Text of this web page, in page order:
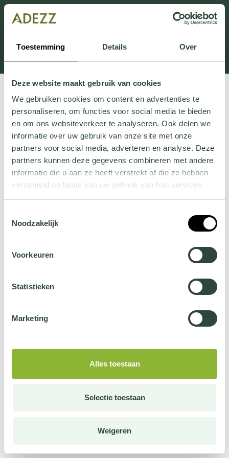
Toestemming Details Over
Deze website maakt gebruik van cookies
We gebruiken cookies om content en advertenties te
personaliseren, om functies voor social media te bieden
en om ons websiteverkeer te analyseren. Ook delen we
informatie over uw gebruik van onze site met onze
partners voor social media, adverteren en analyse. Deze
partners kunnen deze gegevens combineren met andere
informatie die u aan ze heeft verstrekt of die ze hebben
verzameld op basis van uw gebruik van hun services.
jehier.
Noodzakelijk
Voorkeuren
Statistieken
Marketing
Alles toestaan
Selectie toestaan
Weigeren
Cette section est actuellement en maintenance.
Si vous manquez des informations, vous pouvez nous
appeler au +31 413 395 295 ou nous envoyer un e-